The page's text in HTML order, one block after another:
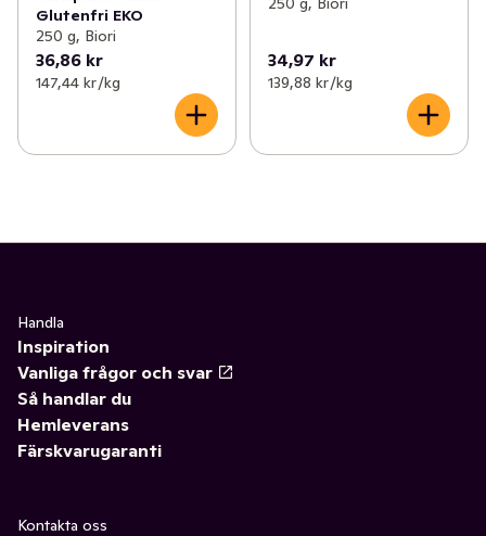
Glutenfri EKO
250 g, Biori
36,86 kr
147,44 kr /kg
34,97 kr
139,88 kr /kg
Handla
Inspiration
Vanliga frågor och svar
Så handlar du
Hemleverans
Färskvarugaranti
Kontakta oss